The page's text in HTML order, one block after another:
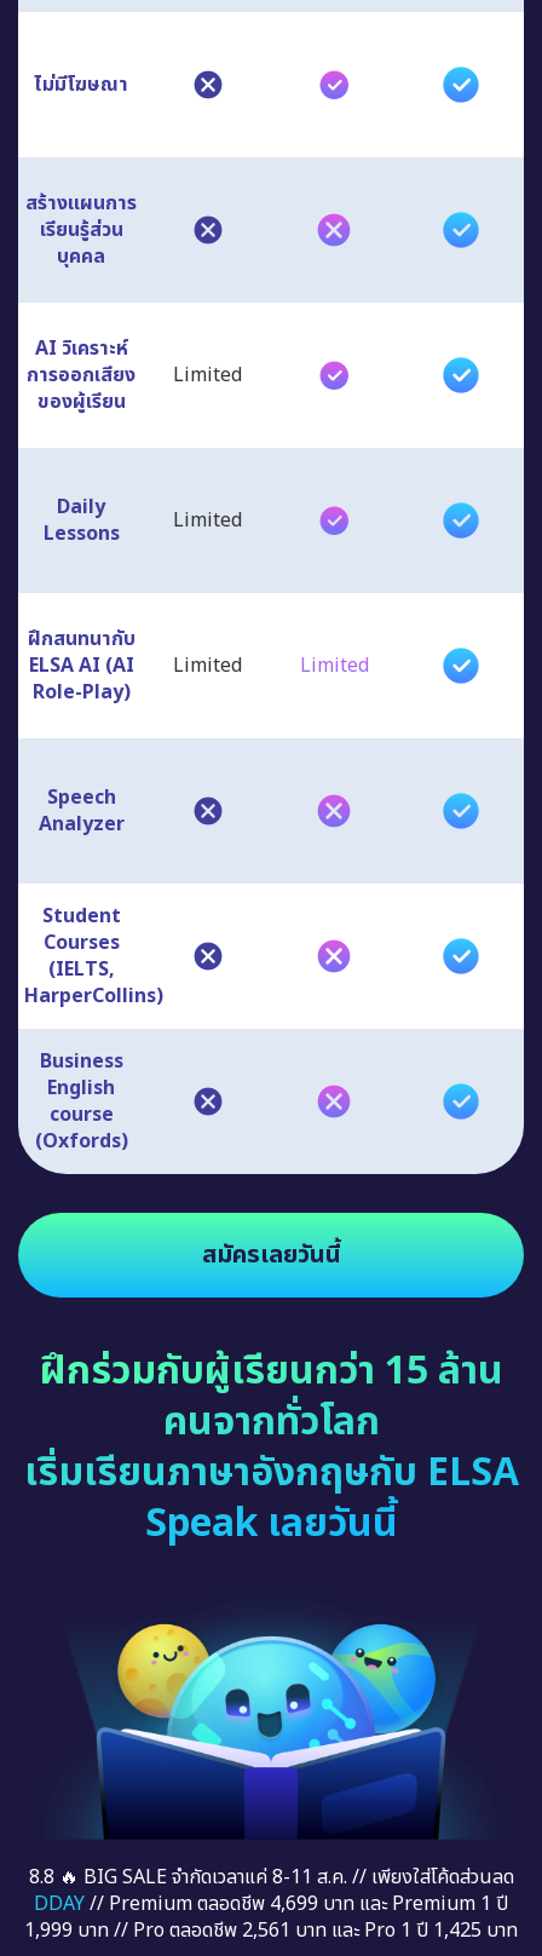
ไม่มีโฆษณา
สร้างแผนการ
เรียนรู้ส่วน
บุคคล
AI วิเคราะห์
การออกเสียง
ของผู้เรียน
Limited
Daily
Lessons
Limited
ฝึกสนทนากับ
ELSA AI (AI
Role-Play)
Limited Limited
Speech
Analyzer
Student
Courses
(IELTS,
HarperCollins)
Business
English
course
(Oxfords)
สมัครเลยวันนี้
ฝึกร่วมกับผู้เรียนกว่า 15 ล้าน
คนจากทั่วโลก
เริ่มเรียนภาษาอังกฤษกับ ELSA
Speak เลยวันนี้
8.8 🔥 BIG SALE จำกัดเวลาแค่ 8-11 ส.ค. // เพียงใส่โค้ดส่วนลด
DDAY// Premium ตลอดชีพ 4,699 บาท และ Premium 1 ปี
1,999 บาท // Pro ตลอดชีพ 2,561 บาท และ Pro 1 ปี 1,425 บาท